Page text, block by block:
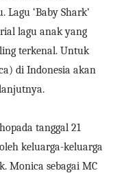
‘Baby Shark’
lagu anak yang
terkenal. Untuk
di Indonesia akan
tanggal 21
keluarga-keluarga
Monica sebagai MC